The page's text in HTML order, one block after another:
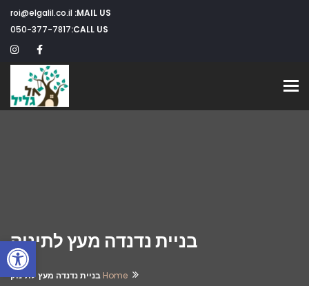
MAIL US:
CALL US:
050-377-7817
Toggle navigation
בניית נדנדה מעץ לתינוק
Home בניית נדנדה מעץ לתינוק